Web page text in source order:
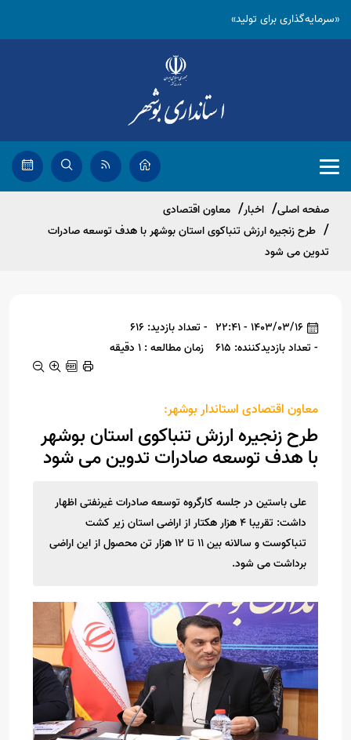
«سرمایه‌گذاری برای تولید»
صفحه اصلی اخبار
معاون اقتصادی
طرح زنجیره ارزش تنباکوی استان بوشهر با هدف توسعه صادرات
تدوین می شود
1403/03/16 - 22:41
- تعداد بازدید: 616
- تعداد بازدیدکننده: 615
زمان مطالعه : 1 دقیقه
معاون اقتصادی استاندار بوشهر:
طرح زنجیره ارزش تنباکوی استان بوشهر
با هدف توسعه صادرات تدوین می شود
علی باستین در جلسه کارگروه توسعه صادرات غیرنفتی اظهار
داشت: تقریبا ۴ هزار هکتار از اراضی استان زیر کشت
تنباکوست و سالانه بین ۱۱ تا ۱۲ هزار تن محصول از این اراضی
برداشت می شود.